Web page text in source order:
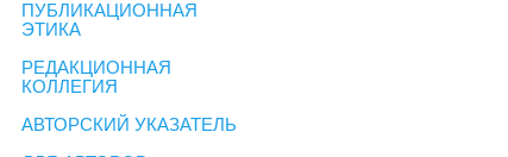
ПУБЛИКАЦИОННАЯ
ЭТИКА
РЕДАКЦИОННАЯ
КОЛЛЕГИЯ
АВТОРСКИЙ УКАЗАТЕЛЬ